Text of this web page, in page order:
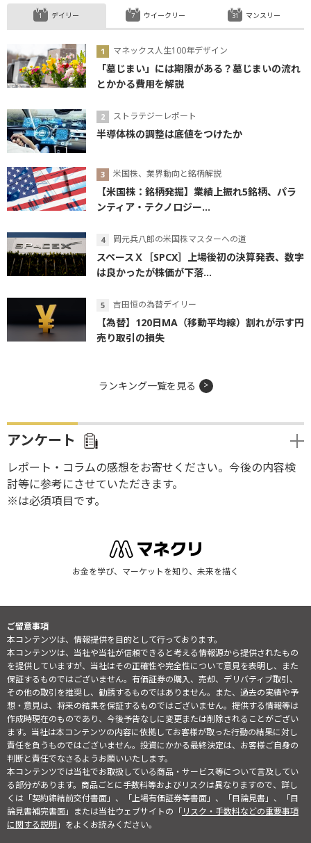
デイリー
マネックス人生100年デザイン
「墓じまい」には期限がある？墓じまいの流れ
とかかる費用を解説
ストラテジーレポート
半導体株の調整は底値をつけたか
米国株、業界動向と銘柄解説
【米国株：銘柄発掘】業績上振れ5銘柄、パラ
ンティア・テクノロジー...
岡元兵八郎の米国株マスターへの道
スペースＸ［SPCX］上場後初の決算発表、数字
は良かったが株価が下落...
吉田恒の為替デイリー
【為替】120日MA（移動平均線）割れが示す円
売り取引の損失
ウイークリー マンスリー
ランキング一覧を見る
アンケート
レポート・コラムの感想をお寄せください。今後の内容検
討等に参考にさせていただきます。
※は必須項目です。
お金を学び、マーケットを知り、未来を描く
ご留意事項
本コンテンツは、情報提供を目的として行っております。
本コンテンツは、当社や当社が信頼できると考える情報源から提供されたもの
を提供していますが、当社はその正確性や完全性について意見を表明し、また
保証するものではございません。有価証券の購入、売却、デリバティブ取引、
その他の取引を推奨し、勧誘するものではありません。また、過去の実績や予
想・意見は、将来の結果を保証するものではございません。提供する情報等は
作成時現在のものであり、今後予告なしに変更または削除されることがござい
ます。当社は本コンテンツの内容に依拠してお客様が取った行動の結果に対し
責任を負うものではございません。投資にかかる最終決定は、お客様ご自身の
判断と責任でなさるようお願いいたします。
本コンテンツでは当社でお取扱している商品・サービス等について言及してい
る部分があります。商品ごとに手数料等およびリスクは異なりますので、詳し
くは「契約締結前交付書面」、「上場有価証券等書面」、「目論見書」、「目
論見書補完書面」または当社ウェブサイトの「リスク・手数料などの重要事項
に関する説明」をよくお読みください。